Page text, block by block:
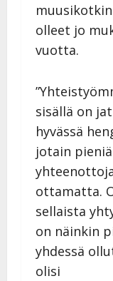
olleet jo
vuotta.
sisällä on
hyvässä
jotain pieniä
ottamatta.
sellaista
on näinkin
yhdessä
olisi